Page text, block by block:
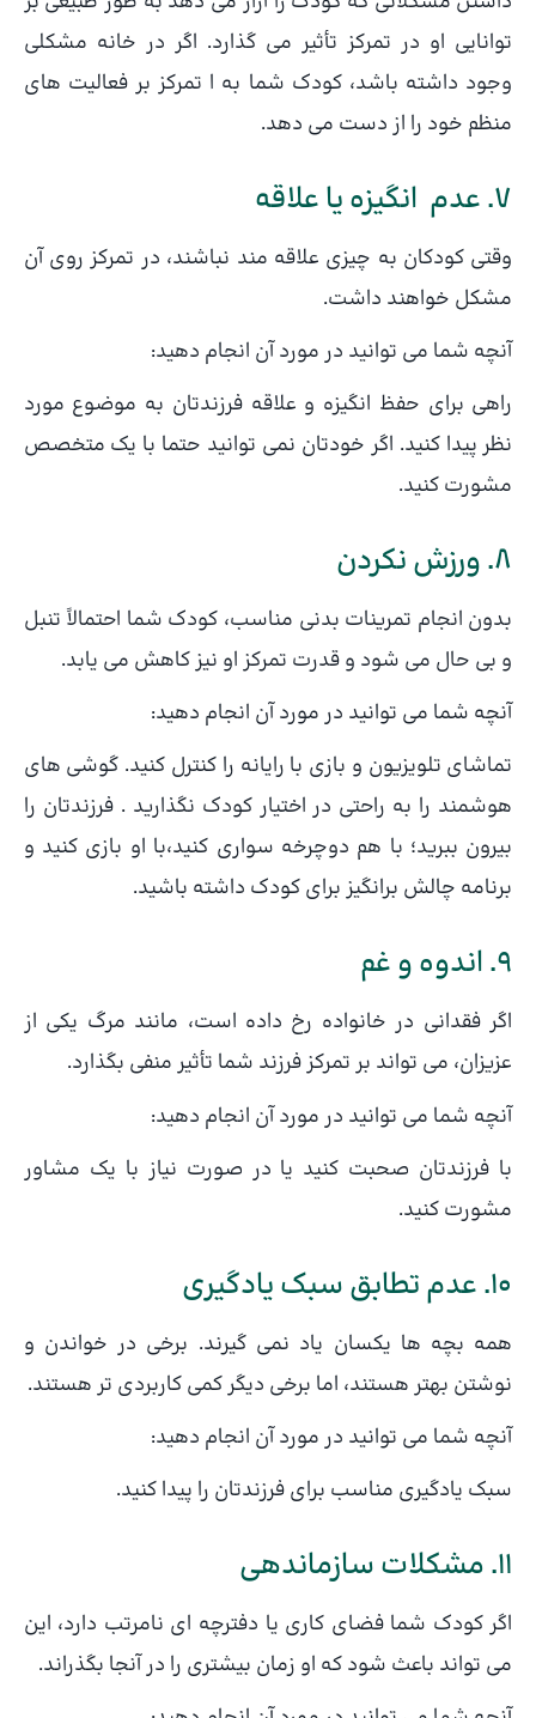
توانایی او در تمرکز تأثیر می گذارد. اگر در خانه مشکلی
وجود داشته باشد، کودک شما به ا تمرکز بر فعالیت های
منظم خود را از دست می دهد.
7. عدم انگیزه یا علاقه
وقتی کودکان به چیزی علاقه مند نباشند، در تمرکز روی آن
مشکل خواهند داشت.
آنچه شما می توانید در مورد آن انجام دهید:
راهی برای حفظ انگیزه و علاقه فرزندتان به موضوع مورد
نظر پیدا کنید. اگر خودتان نمی توانید حتما با یک متخصص
مشورت کنید.
8. ورزش نکردن
بدون انجام تمرینات بدنی مناسب، کودک شما احتمالاً تنبل
و بی حال می شود و قدرت تمرکز او نیز کاهش می یابد.
آنچه شما می توانید در مورد آن انجام دهید:
تماشای تلویزیون و بازی با رایانه را کنترل کنید. گوشی های
هوشمند را به راحتی در اختیار کودک نگذارید . فرزندتان را
بیرون ببرید؛ با هم دوچرخه سواری کنید،با او بازی کنید و
برنامه چالش برانگیز برای کودک داشته باشید.
9. اندوه و غم
اگر فقدانی در خانواده رخ داده است، مانند مرگ یکی از
عزیزان، می تواند بر تمرکز فرزند شما تأثیر منفی بگذارد.
آنچه شما می توانید در مورد آن انجام دهید:
با فرزندتان صحبت کنید یا در صورت نیاز با یک مشاور
مشورت کنید.
10. عدم تطابق سبک یادگیری
همه بچه ها یکسان یاد نمی گیرند. برخی در خواندن و
نوشتن بهتر هستند، اما برخی دیگر کمی کاربردی تر هستند.
آنچه شما می توانید در مورد آن انجام دهید:
سبک یادگیری مناسب برای فرزندتان را پیدا کنید.
11. مشکلات سازماندهی
اگر کودک شما فضای کاری یا دفترچه ای نامرتب دارد، این
می تواند باعث شود که او زمان بیشتری را در آنجا بگذراند.